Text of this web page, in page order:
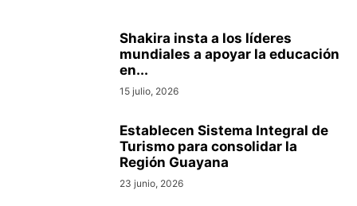
Shakira insta a los líderes
mundiales a apoyar la educación
en...
15 julio, 2026
Establecen Sistema Integral de
Turismo para consolidar la
Región Guayana
23 junio, 2026